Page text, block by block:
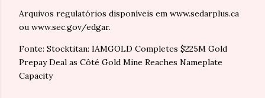
Arquivos regulatórios disponíveis em www.sedarplus.ca
ou www.sec.gov/edgar.
Fonte: Stocktitan: IAMGOLD Completes $225M Gold
Prepay Deal as Côté Gold Mine Reaches Nameplate
Capacity